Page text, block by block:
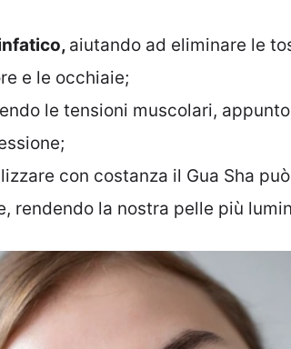
aiutando ad eliminare le
e le occhiaie;
le tensioni muscolari,
con costanza il Gua Sha
rendendo la nostra pelle più